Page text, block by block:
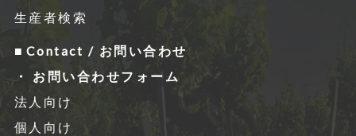
生産者検索
Contact / お問い合わせ
お問い合わせフォーム
法人向け
個人向け